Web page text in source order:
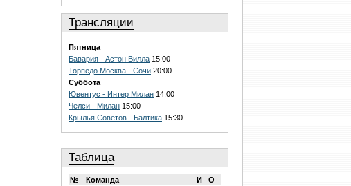
Трансляции
Пятница
Бавария - Астон Вилла 15:00
Торпедо Москва - Сочи 20:00
Суббота
Ювентус - Интер Милан 14:00
Челси - Милан 15:00
Крылья Советов - Балтика 15:30
Таблица
№ Команда И
О